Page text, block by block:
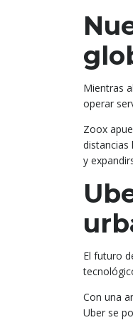
Mientras
operar
Zoox
distancias
y
El futuro
Con una
Uber se